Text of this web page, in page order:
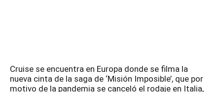
Cruise se encuentra en Europa donde se filma la
nueva cinta de la saga de ‘Misión Imposible’, que por
motivo de la pandemia se canceló el rodaje en Italia,